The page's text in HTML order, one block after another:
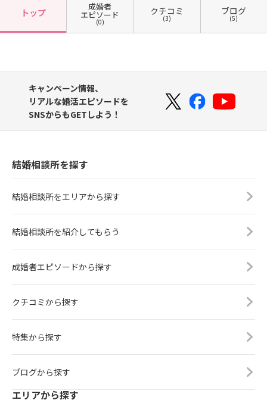
トップ
成婚者
エピソード
(0)
クチコミ
(3)
ブログ
(5)
キャンペーン情報、
リアルな婚活エピソードを
SNSからもGETしよう！
結婚相談所を探す
結婚相談所をエリアから探す
結婚相談所を紹介してもらう
成婚者エピソードから探す
クチコミから探す
特集から探す
ブログから探す
エリアから探す